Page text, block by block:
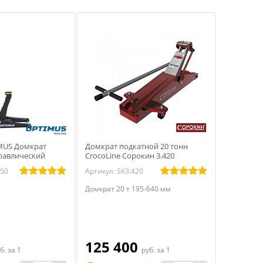
Домкрат
3 тонны, 73-
за 1
Домкрат подкатной 20 тонн
CrocoLine Сорокин 3.420
Артикул: SK3.420
Домкрат 20 т 195-640 мм
125 400 руб. за 1